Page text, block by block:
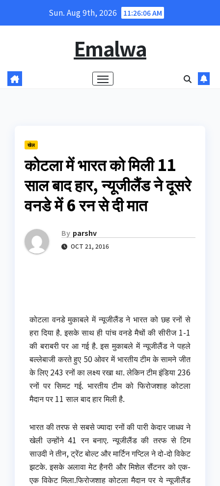
Sun. Aug 9th, 2026 11:26:06 AM
Emalwa
खेल
कोटला में भारत को मिली 11
साल बाद हार, न्यूजीलैंड ने दूसरे
वनडे में 6 रन से दी मात
By parshv
OCT 21, 2016
कोटला वनडे मुकाबले में न्यूजीलैंड ने भारत को छह रनों से
हरा दिया है. इसके साथ ही पांच वनडे मैचों की सीरीज 1-1
की बराबरी पर आ गई है. इस मुकाबले में न्यूजीलैंड ने पहले
बल्लेबाजी करते हुए 50 ओवर में भारतीय टीम के सामने जीत
के लिए 243 रनों का लक्ष्य रखा था. लेकिन टीम इंडिया 236
रनों पर सिमट गई. भारतीय टीम को फिरोजशाह कोटला
मैदान पर 11 साल बाद हार मिली है.
भारत की तरफ से सबसे ज्यादा रनों की पारी केदार जाधव ने
खेली उन्होंने 41 रन बनाए. न्यूजीलैंड की तरफ से टिम
साउदी ने तीन, ट्रेंट बोल्ट और मार्टिन गप्टिल ने दो-दो विकेट
झटके. इसके अलावा मेट हैनरी और मिशेल सैंटनर को एक-
एक विकेट मिला.फिरोजशाह कोटला मैदान पर ये न्यूजीलैंड